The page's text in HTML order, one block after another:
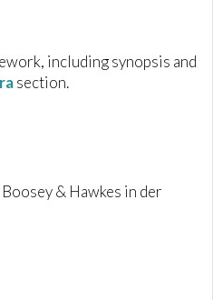
including synopsis and
section.
& Hawkes in der